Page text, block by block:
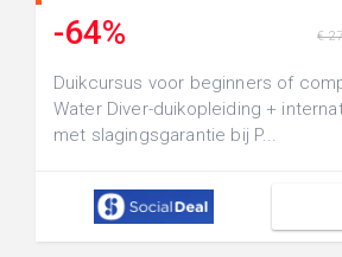
-64% €
Duikcursus voor beginners of
Water Diver-duikopleiding +
met slagingsgarantie bij P...